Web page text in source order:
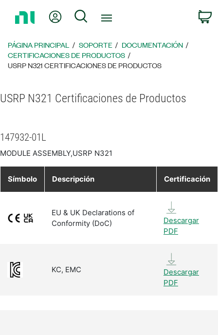
página
principal
Mi cuentaBúsqueda
PÁGINA PRINCIPAL SOPORTE
DOCUMENTACIÓN
CERTIFICACIONES DE PRODUCTOS
USRP N321 CERTIFICACIONES DE PRODUCTOS
USRP N321 Certificaciones de Productos
147932-01L
MODULE ASSEMBLY,USRP N321
Símbolo Descripción Certificación
EU & UK Declarations of
Conformity (DoC)
Descargar
PDF
KC, EMC
Descargar
PDF